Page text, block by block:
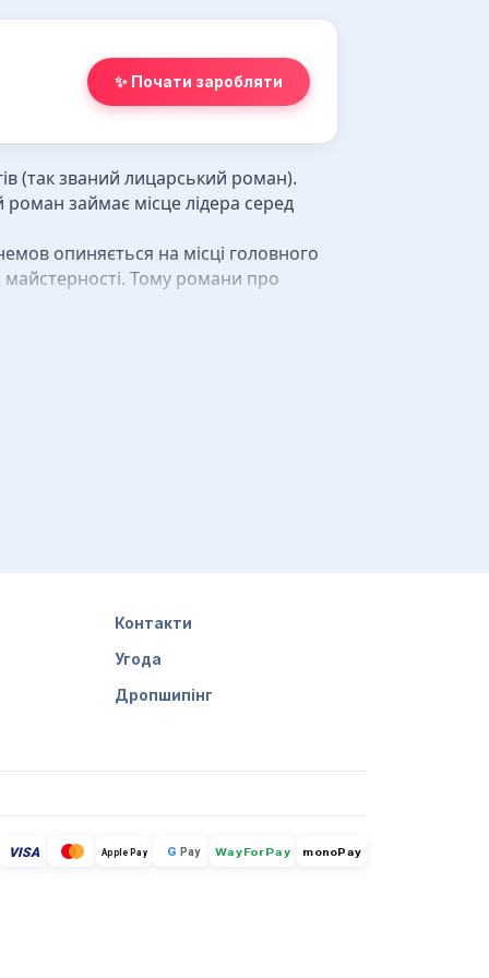
✨ Почати заробляти
(так званий лицарський роман).
займає місце лідера серед
опиняється на місці головного
Тому романи про
тих, хто вже купив даний твір.
Контакти
Угода
Дропшипінг
VISA Apple Pay G Pay WayForPay monoPay